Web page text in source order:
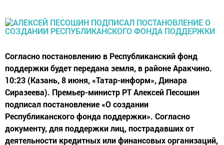
Согласно постановлению в Республиканский фонд
поддержки будет передана земля, в районе Аракчино.
10:23 (Казань, 8 июня, «Татар-информ», Динара
Сиразеева). Премьер-министр РТ Алексей Песошин
подписал постановление «О создании
Республиканского фонда поддержки». Согласно
документу, для поддержки лиц, пострадавших от
деятельности кредитных или финансовых организаций,